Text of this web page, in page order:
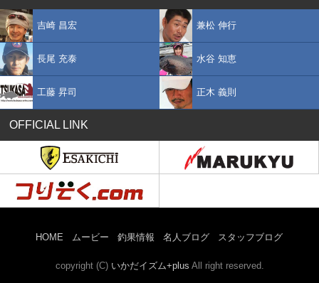
吉崎 昌宏 兼松 伸行
長尾 充泰 水谷 知恵
工藤 昇司 正木 義則
OFFICIAL LINK
HOME ムービー 釣果情報 名人ブログ スタッフブログ
copyright (C) いかだイズム+plus All right reserved.